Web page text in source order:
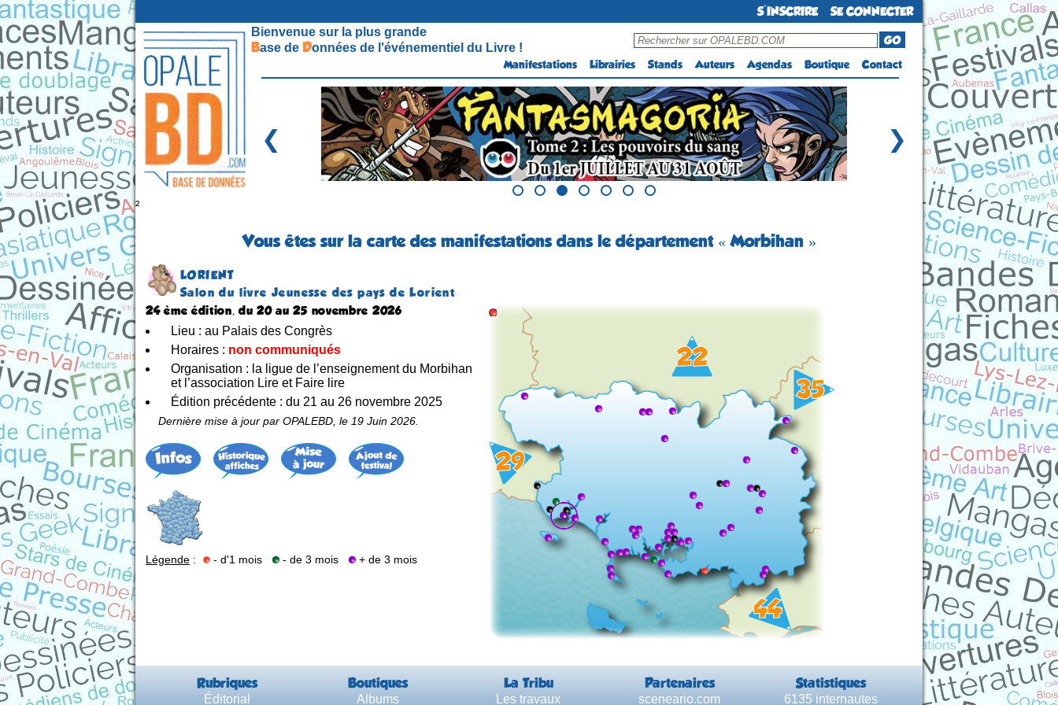
S'INSCRIRE
SE CONNECTER
Bienvenue sur la plus grande
Base de Données de l'événementiel du Livre !
GO
Manifestations
Librairies Stands Auteurs Agendas Boutique Contact
❮ ❯
²
Vous êtes sur la carte des manifestations dans le département « Morbihan »
LORIENT
Salon du livre Jeunesse des pays de Lorient
24 ème édition, du 20 au 25 novembre 2026
Lieu : au Palais des Congrès
Horaires : non communiqués
Organisation : la ligue de l’enseignement du Morbihan
et l’association Lire et Faire lire
Édition précédente : du 21 au 26 novembre 2025
Dernière mise à jour par OPALEBD, le 19 Juin 2026.
Légende : - d'1 mois - de 3 mois + de 3 mois
Rubriques Boutiques La Tribu Partenaires Statistiques
Éditorial Albums Les travaux sceneario.com 6135 internautes